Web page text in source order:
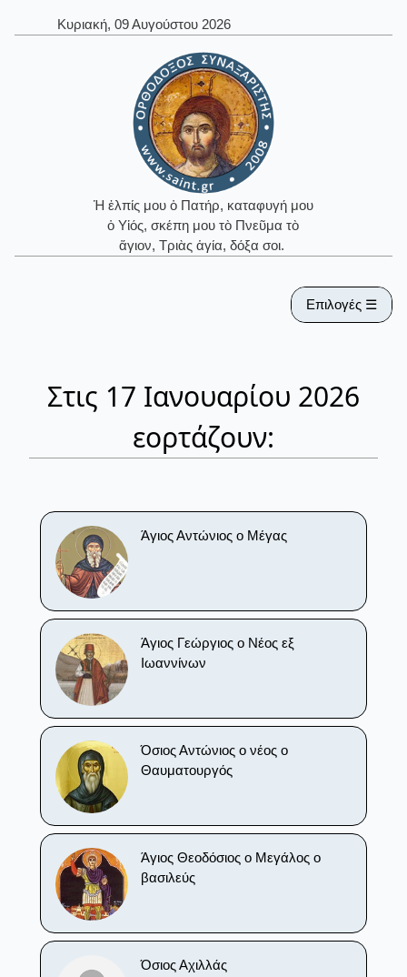
Κυριακή, 09 Αυγούστου 2026
Ἡ ἐλπίς μου ὁ Πατήρ, καταφυγή μου
ὁ Υἱός, σκέπη μου τὸ Πνεῦμα τὸ
ἅγιον, Τριὰς ἁγία, δόξα σοι.
Επιλογές ☰
Στις 17 Ιανουαρίου 2026
εορτάζουν:
Άγιος Αντώνιος ο Μέγας
Άγιος Γεώργιος ο Νέος εξ
Ιωαννίνων
Όσιος Αντώνιος ο νέος ο
Θαυματουργός
Άγιος Θεοδόσιος ο Μεγάλος ο
βασιλεύς
Όσιος Αχιλλάς